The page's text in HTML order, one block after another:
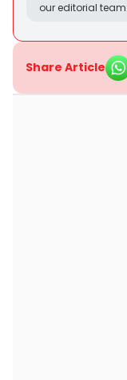
our editorial team.
Share Article